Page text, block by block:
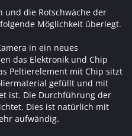
und die Rotschwäche der
Möglichkeit überlegt.
in ein neues
das Elektronik und Chip
Peltierelement mit Chip sitzt
gefüllt und mit
ist. Die Durchführung der
Dies ist natürlich mit
aufwändig.